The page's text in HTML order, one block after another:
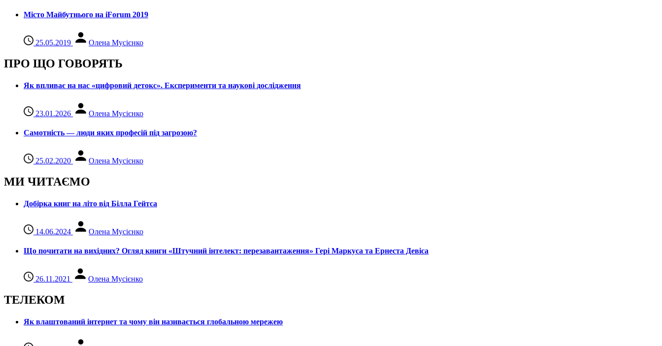
Місто Майбутнього на iForum 2019
25.05.2019 Олена Мусієнко
ПРО ЩО ГОВОРЯТЬ
Як впливає на нас «цифровий детокс». Експерименти та наукові дослідження
23.01.2026 Олена Мусієнко
Самотність — люди яких професій під загрозою?
25.02.2020 Олена Мусієнко
МИ ЧИТАЄМО
Добірка книг на літо від Білла Гейтса
14.06.2024 Олена Мусієнко
Що почитати на вихідних? Огляд книги «Штучний інтелект: перезавантаження» Гері Маркуса та Ернеста Девіса
26.11.2021 Олена Мусієнко
ТЕЛЕКОМ
Як влаштований інтернет та чому він називається глобальною мережею